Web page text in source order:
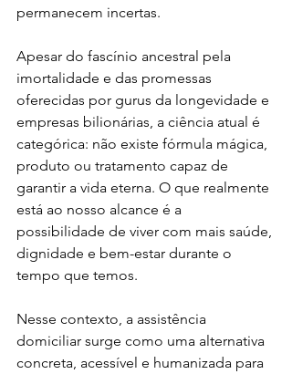
permanecem incertas.
Apesar do fascínio ancestral pela
imortalidade e das promessas
oferecidas por gurus da longevidade e
empresas bilionárias, a ciência atual é
categórica: não existe fórmula mágica,
produto ou tratamento capaz de
garantir a vida eterna. O que realmente
está ao nosso alcance é a
possibilidade de viver com mais saúde,
dignidade e bem-estar durante o
tempo que temos.
Nesse contexto, a assistência
domiciliar surge como uma alternativa
concreta, acessível e humanizada para